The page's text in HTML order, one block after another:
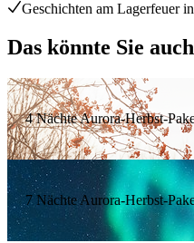
Geschichten am Lagerfeuer
Das könnte Sie
4 Nächte Aurora-Herbst-
7 Nächte Aurora-Herbst-